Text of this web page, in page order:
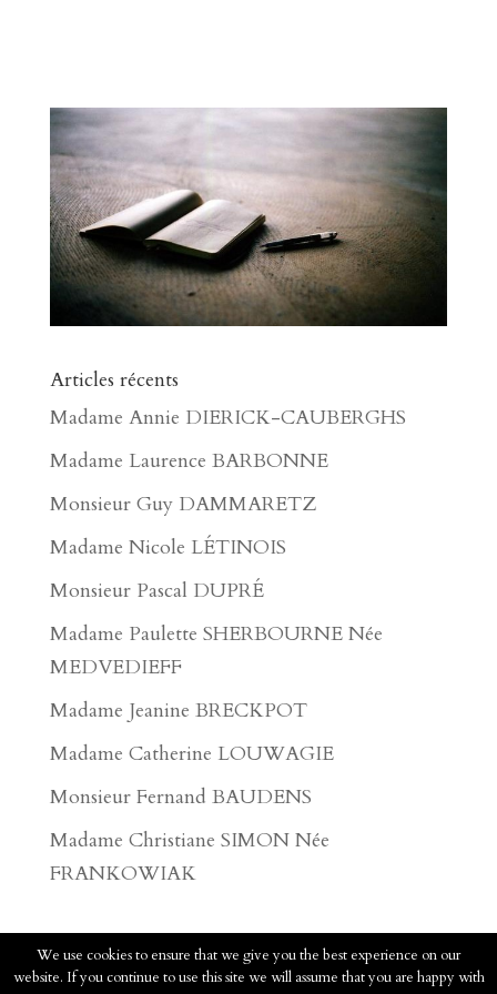
Articles récents
Madame Annie DIERICK-CAUBERGHS
Madame Laurence BARBONNE
Monsieur Guy DAMMARETZ
Madame Nicole LÉTINOIS
Monsieur Pascal DUPRÉ
Madame Paulette SHERBOURNE Née
MEDVEDIEFF
Madame Jeanine BRECKPOT
Madame Catherine LOUWAGIE
Monsieur Fernand BAUDENS
Madame Christiane SIMON Née
FRANKOWIAK
2020 - Pompes Funèbres Faucomprez - Tous
We use cookies to ensure that we give you the best experience on our
website. If you continue to use this site we will assume that you are happy with